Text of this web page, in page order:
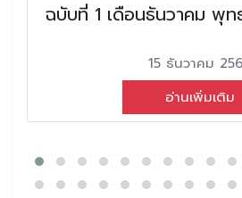
ฉบับที่ 1 เดือนธันวาคม พุ
15 ธันวาคม
อ่านเพิ่มเติม